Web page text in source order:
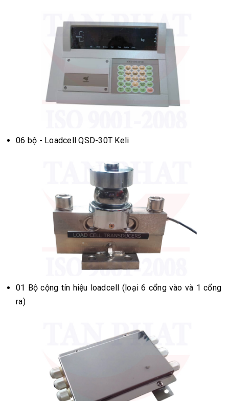
06 bộ - Loadcell QSD-30T Keli
01 Bộ cộng tín hiệu loadcell (loại 6 cổng vào và 1 cổng
ra)